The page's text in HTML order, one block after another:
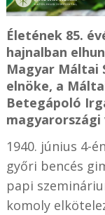
Életének 85.
hajnalban
Magyar Máltai
elnöke, a
Betegápoló
magyarországi
1940. június 4-
győri bencés
papi
komoly